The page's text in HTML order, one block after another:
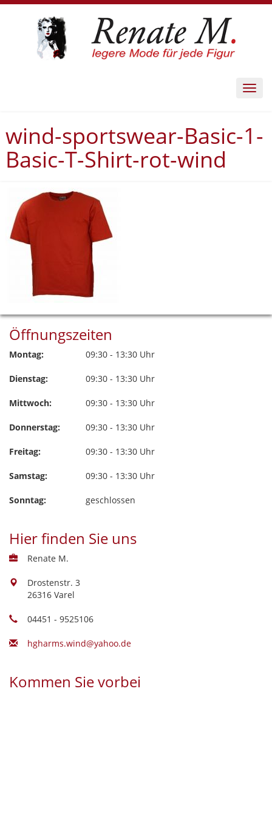
wind-sportswear-Basic-1-
Basic-T-Shirt-rot-wind
Öffnungszeiten
Montag: 09:30 - 13:30 Uhr
Dienstag: 09:30 - 13:30 Uhr
Mittwoch: 09:30 - 13:30 Uhr
Donnerstag: 09:30 - 13:30 Uhr
Freitag: 09:30 - 13:30 Uhr
Samstag: 09:30 - 13:30 Uhr
Sonntag: geschlossen
Hier finden Sie uns
Renate M.
Drostenstr. 3
26316 Varel
04451 - 9525106
hgharms.wind@yahoo.de
Kommen Sie vorbei